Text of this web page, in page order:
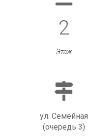
2
Этаж
ул. Семейная
(очередь 3)